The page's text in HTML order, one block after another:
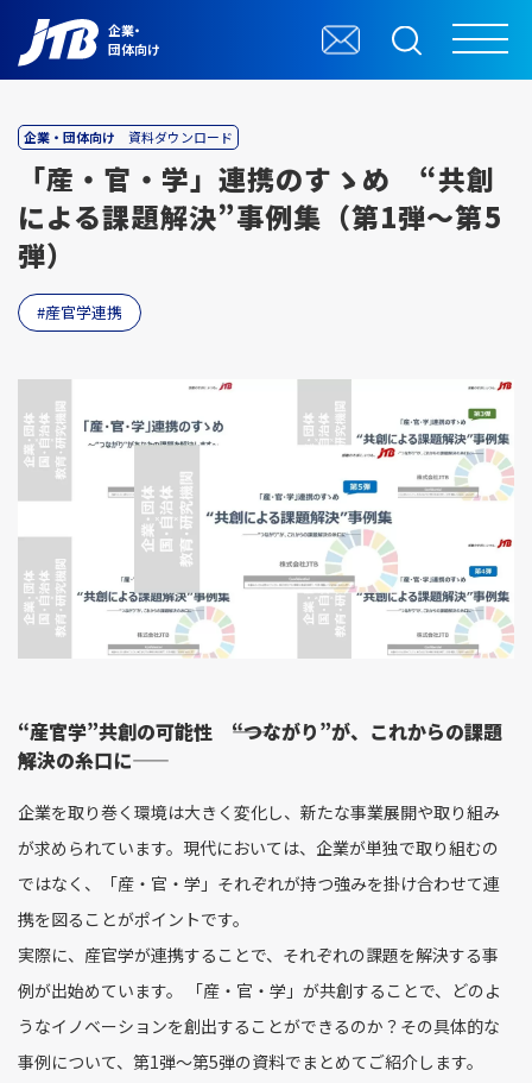
企業・
団体向け
企業・団体向け 資料ダウンロード
「産・官・学」連携のすゝめ “共創
による課題解決”事例集（第1弾～第5
弾）
産官学連携
“産官学”共創の可能性 ――“つながり”が、これからの課題
解決の糸口に――
企業を取り巻く環境は大きく変化し、新たな事業展開や取り組み
が求められています。現代においては、企業が単独で取り組むの
ではなく、「産・官・学」それぞれが持つ強みを掛け合わせて連
携を図ることがポイントです。
実際に、産官学が連携することで、それぞれの課題を解決する事
例が出始めています。 「産・官・学」が共創することで、どのよ
うなイノベーションを創出することができるのか？その具体的な
事例について、第1弾～第5弾の資料でまとめてご紹介します。